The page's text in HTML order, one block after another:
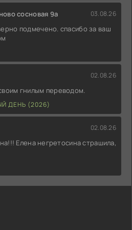
сосновая 9а 03.08.26
подмечено. спасибо за ваш
02.08.26
гнилым переводом.
ДЕНЬ (2026)
02.08.26
Елена негретосина страшила,